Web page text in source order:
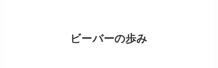
ビーバーの歩み